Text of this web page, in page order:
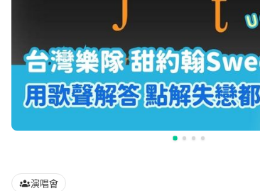
演唱會